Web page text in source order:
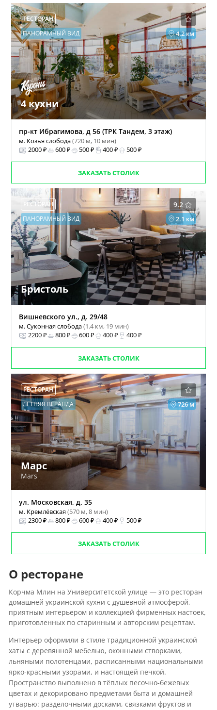
РЕСТОРАН
4.2 км
ПАНОРАМНЫЙ ВИД
4 кухни
пр-кт Ибрагимова, д 56 (ТРК Тандем, 3 этаж)
м. Козья слобода(720 м, 10 мин)
2000 ₽
600 ₽ 500 ₽ 400 ₽ 500 ₽
ЗАКАЗАТЬ СТОЛИК
9.2
РЕСТОРАН
2.1 км
ПАНОРАМНЫЙ ВИД
Бристоль
Вишневского ул., д. 29/48
м. Суконная слобода(1.4 км, 19 мин)
2200 ₽
800 ₽ 600 ₽ 400 ₽ 400 ₽
ЗАКАЗАТЬ СТОЛИК
РЕСТОРАН
726 м
ЛЕТНЯЯ ВЕРАНДА
Марс
Mars
ул. Московская, д. 35
м. Кремлёвская(570 м, 8 мин)
2300 ₽
800 ₽ 600 ₽ 400 ₽ 500 ₽
ЗАКАЗАТЬ СТОЛИК
О ресторане
Корчма Млин на Университетской улице — это ресторан
домашней украинской кухни с душевной атмосферой,
приятным интерьером и коллекцией фирменных настоек,
приготовленных по старинным и авторским рецептам.
Интерьер оформили в стиле традиционной украинской
хаты с деревянной мебелью, оконными створками,
льняными полотенцами, расписанными национальными
ярко-красными узорами, и настоящей печкой.
Пространство выполнено в тёплых песочно-бежевых
цветах и декорировано предметами быта и домашней
утварью: разделочными досками, связками фруктов и